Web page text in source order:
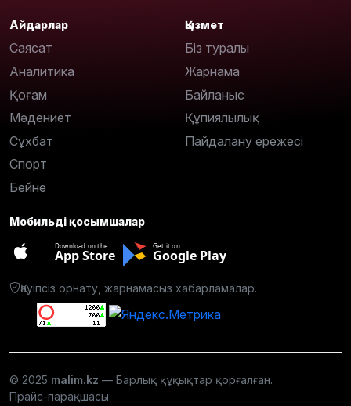
Айдарлар
Саясат
Аналитика
Қоғам
Мәдениет
Сұхбат
Спорт
Бейне
Қызмет
Біз туралы
Жарнама
Байланыс
Құпиялылық
Пайдалану ережесі
Мобильді қосымшалар
Download on the
App Store
Get it on
Google Play
Қауіпсіз орнату, жарнамасыз хабарламалар.
© 2025 malim.kz — Барлық құқықтар қорғалған.
Прайс-парақшасы